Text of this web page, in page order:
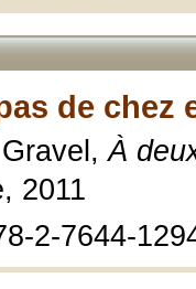
de chez
À
2011
2-7644-